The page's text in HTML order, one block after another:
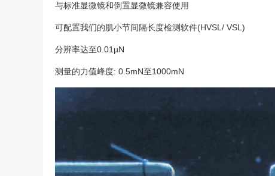
与标准显微镜和倒置显微镜兼容使用
可配置我们的肌小节间隔长度检测软件(HVSL/ VSL)
分辨率达至0.01µN
测量的力值峰度: 0.5mN至1000mN